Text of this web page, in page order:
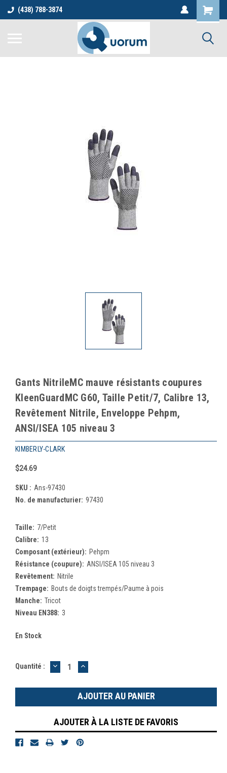
(438) 788-3874
Gants NitrileMC mauve résistants coupures
KleenGuardMC G60, Taille Petit/7, Calibre 13,
Revêtement Nitrile, Enveloppe Pehpm,
ANSI/ISEA 105 niveau 3
KIMBERLY-CLARK
$24.69
SKU : Ans-97430
No. de manufacturier: 97430
Taille: 7/Petit
Calibre: 13
Composant (extérieur): Pehpm
Résistance (coupure): ANSI/ISEA 105 niveau 3
Revêtement: Nitrile
Trempage: Bouts de doigts trempés/Paume à pois
Manche: Tricot
Niveau EN388: 3
En Stock
Quantité : DIMINUER
LA
:
AUGMENTER
LA
:
AJOUTER À LA LISTE DE FAVORIS